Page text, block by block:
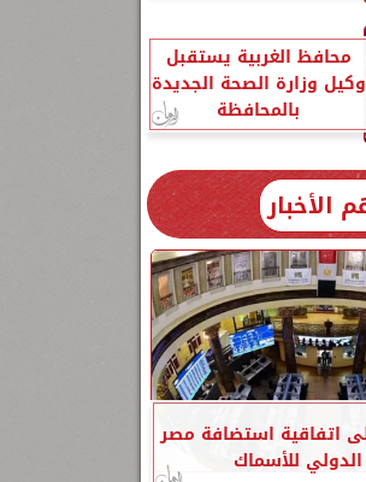
محافظ الغربية يستقبل
وكيل وزارة الصحة الجديدة
بالمحافظة
الأخبار
اتفاقية استضافة مصر
الدولي للأسماك